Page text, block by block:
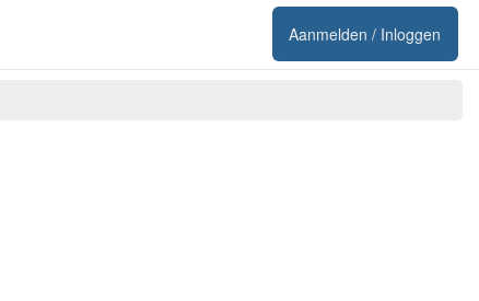
Aanmelden / Inloggen